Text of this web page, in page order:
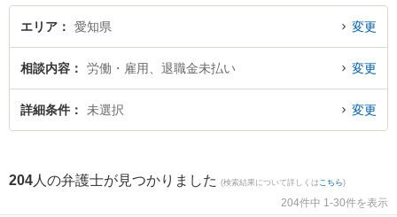
す。労働・雇用に関係する不当解雇や退職勧奨、内定取消等の細かな分野での
絞り込み検索もでき便利です。特に勝川法律事務所の長谷川 知正弁護士や井上
発生した退職金未払いのトラブルを今すぐに弁護士に相談したい』『退職金未
払いのトラブル解決の実績豊富な近くの弁護士を検索したい』『初回相談無料
で退職金未払いを法律相談できる愛知県内の弁護士に相談予約したい』などで
エリア 愛知県 変更
相談内容 労働・雇用、退職金未払い 変更
詳細条件 未選択 変更
204 人の弁護士が見つかりました (検索結果について詳しくは こちら)
204件中 1-30件を表示